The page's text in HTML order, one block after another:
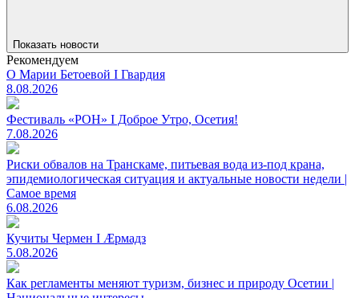
Показать новости
Рекомендуем
О Марии Бетоевой I Гвардия
8.08.2026
Фестиваль «РОН» I Доброе Утро, Осетия!
7.08.2026
Риски обвалов на Транскаме, питьевая вода из-под крана,
эпидемиологическая ситуация и актуальные новости недели |
Самое время
6.08.2026
Кучиты Чермен I Æрмадз
5.08.2026
Как регламенты меняют туризм, бизнес и природу Осетии |